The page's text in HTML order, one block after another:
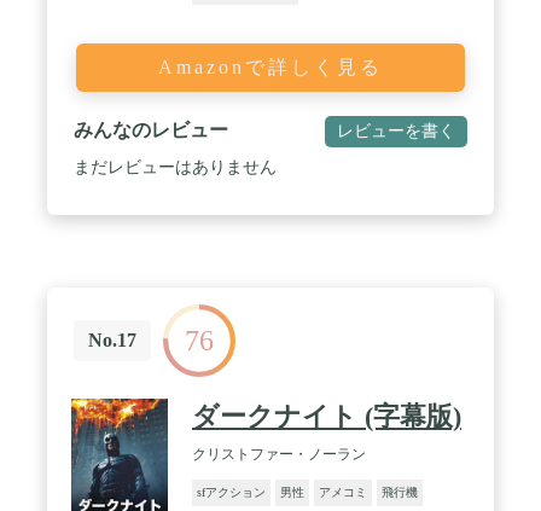
Amazonで詳しく見る
みんなのレビュー レビューを書く
まだレビューはありません
No.17 76
ダークナイト (字幕版)
クリストファー・ノーラン
sfアクション 男性 アメコミ 飛行機